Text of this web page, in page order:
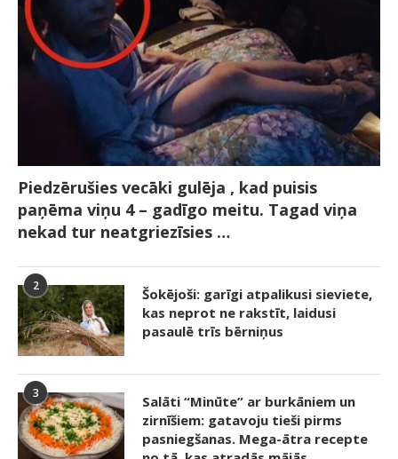
Piedzērušies vecāki gulēja , kad puisis
paņēma viņu 4 – gadīgo meitu. Tagad viņa
nekad tur neatgriezīsies …
2
Šokējoši: garīgi atpalikusi sieviete,
kas neprot ne rakstīt, laidusi
pasaulē trīs bērniņus
3
Salāti “Minūte” ar burkāniem un
zirnīšiem: gatavoju tieši pirms
pasniegšanas. Mega-ātra recepte